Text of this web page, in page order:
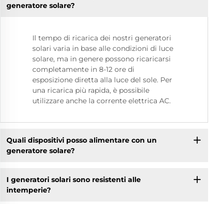
generatore solare?
Il tempo di ricarica dei nostri generatori
solari varia in base alle condizioni di luce
solare, ma in genere possono ricaricarsi
completamente in 8-12 ore di
esposizione diretta alla luce del sole. Per
una ricarica più rapida, è possibile
utilizzare anche la corrente elettrica AC.
Quali dispositivi posso alimentare con un
generatore solare?
I generatori solari sono resistenti alle
intemperie?